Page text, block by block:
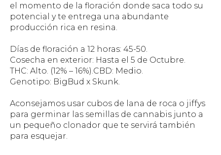
el momento de la floración donde saca todo su
potencial y te entrega una abundante
producción rica en resina.
Días de floración a 12 horas: 45-50.
Cosecha en exterior: Hasta el 5 de Octubre.
THC: Alto. (12% – 16%).CBD: Medio.
Genotipo: BigBud x Skunk.
Aconsejamos usar cubos de lana de roca o jiffys
para germinar las semillas de cannabis junto a
un pequeño clonador que te servirá también
para esquejar.